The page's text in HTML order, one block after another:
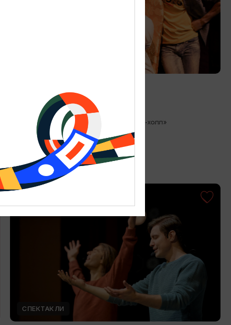
Турбулентность
19.08.2026 19:30
Светлогорск, Театр эстрады «Янтарь-холл»
СПЕКТАКЛИ